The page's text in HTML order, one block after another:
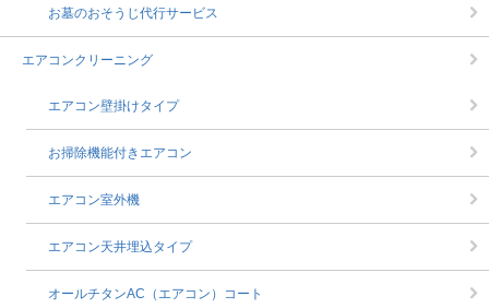
お墓のおそうじ代行サービス
エアコンクリーニング
エアコン壁掛けタイプ
お掃除機能付きエアコン
エアコン室外機
エアコン天井埋込タイプ
オールチタンAC（エアコン）コート